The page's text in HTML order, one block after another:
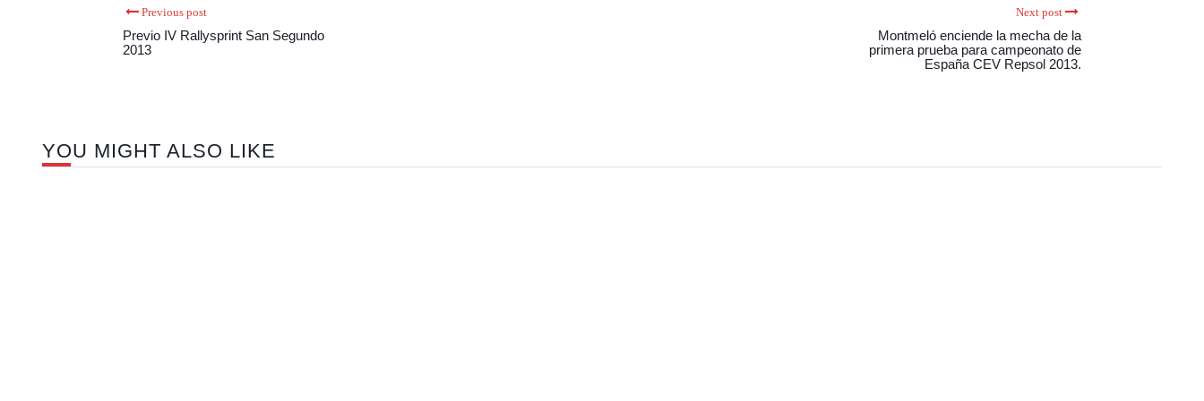
Previous post
Previo IV Rallysprint San Segundo
2013
Next post
Montmeló enciende la mecha de la
primera prueba para campeonato de
España CEV Repsol 2013.
YOU MIGHT ALSO LIKE